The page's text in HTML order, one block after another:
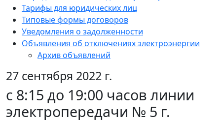
Тарифы для юридических лиц
Типовые формы договоров
Уведомления о задолженности
Объявления об отключениях электроэнергии
Архив объявлений
27 сентября 2022 г.
с 8:15 до 19:00 часов линии
электропередачи № 5 г.